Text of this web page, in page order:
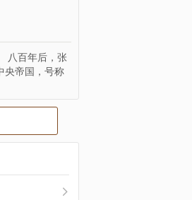
八百年后，张
央帝国，号称